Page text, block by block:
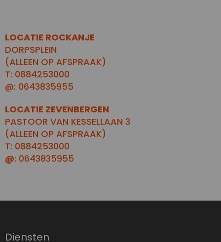
LOCATIE ROCKANJE
DORPSPLEIN
(ALLEEN OP AFSPRAAK)
T: 0884253000
@: 0643835955
LOCATIE ZEVENBERGEN
PASTOOR VAN KESSELLAAN 3
(ALLEEN OP AFSPRAAK)
T: 0884253000
@: 0643835955
Diensten